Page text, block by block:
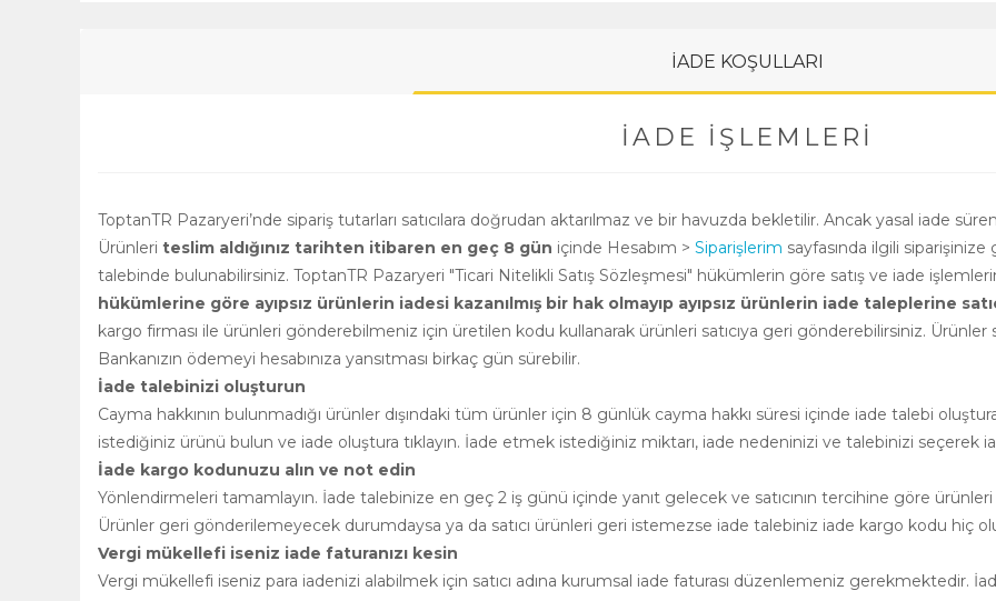
İADE KOŞULLARI
İADE İŞLEMLERI
ToptanTR Pazaryeri’nde sipariş tutarları satıcılara doğrudan aktarılmaz ve bir havuzda bekletilir. Ancak yasal iade
Ürünleri teslim aldığınız tarihten itibaren en geç 8 gün içinde Hesabım > Siparişlerim sayfasında ilgili
talebinde bulunabilirsiniz. ToptanTR Pazaryeri "Ticari Nitelikli Satış Sözleşmesi" hükümlerin göre satış ve iade
hükümlerine göre ayıpsız ürünlerin iadesi kazanılmış bir hak olmayıp ayıpsız ürünlerin iade taleplerine
kargo firması ile ürünleri gönderebilmeniz için üretilen kodu kullanarak ürünleri satıcıya geri gönderebilirsiniz. Ürünler
Bankanızın ödemeyi hesabınıza yansıtması birkaç gün sürebilir.
İade talebinizi oluşturun
Cayma hakkının bulunmadığı ürünler dışındaki tüm ürünler için 8 günlük cayma hakkı süresi içinde iade talebi
istediğiniz ürünü bulun ve iade oluştura tıklayın. İade etmek istediğiniz miktarı, iade nedeninizi ve talebinizi seçerek
İade kargo kodunuzu alın ve not edin
Yönlendirmeleri tamamlayın. İade talebinize en geç 2 iş günü içinde yanıt gelecek ve satıcının tercihine göre
Ürünler geri gönderilemeyecek durumdaysa ya da satıcı ürünleri geri istemezse iade talebiniz iade kargo kodu hiç
Vergi mükellefi iseniz iade faturanızı kesin
Vergi mükellefi iseniz para iadenizi alabilmek için satıcı adına kurumsal iade faturası düzenlemeniz gerekmektedir.